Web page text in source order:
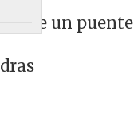
de un puente